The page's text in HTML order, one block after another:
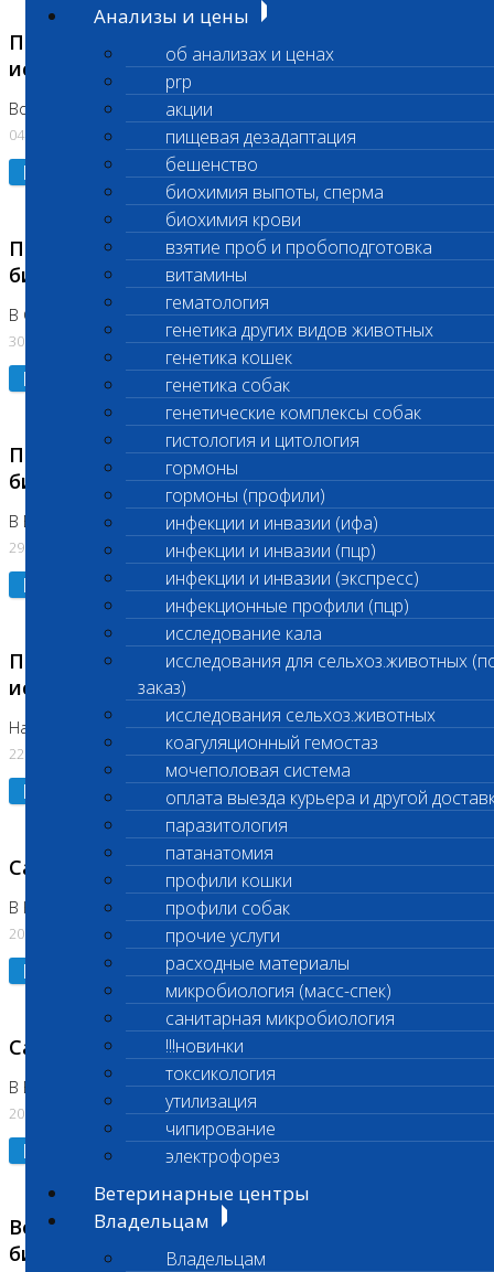
Анализы и цены
об анализах и ценах
prp
акции
пищевая дезадаптация
бешенство
биохимия выпоты, сперма
биохимия крови
взятие проб и пробоподготовка
витамины
гематология
генетика других видов животных
генетика кошек
генетика собак
генетические комплексы собак
гистология и цитология
гормоны
гормоны (профили)
инфекции и инвазии (ифа)
инфекции и инвазии (пцр)
инфекции и инвазии (экспресс)
инфекционные профили (пцр)
исследование кала
исследования для сельхоз.животных
заказ)
исследования сельхоз.животных
коагуляционный гемостаз
мочеполовая система
оплата выезда курьера и другой
паразитология
патанатомия
профили кошки
профили собак
прочие услуги
расходные материалы
микробиология (масс-спек)
санитарная микробиология
!!!новинки
токсикология
утилизация
чипирование
электрофорез
Ветеринарные центры
Владельцам
Владельцам
Приостановка срочных биохимических
исследований
Во Владыкино
04.08.2026
Подробнее
Приостановлено выполнение срочных
биохимических исследований
В Сколково. Код (123,309,310)
30.07.2026
Подробнее
Приостановлено выполнение срочных
биохимических исследований
В Бутово 29.07.26
29.07.2026
Подробнее
Приостановлено выполнение биохимических
исследований
На Нагорной. Код ( 123,310,309)
22.07.2026
Подробнее
Санитарные дни
В Коломне 24.07.2026 и 28.07.2026
20.07.2026
Подробнее
Санитарный день
В Бутово 21.07.2026
20.07.2026
Подробнее
Возобновлено выполнение срочных
биохимических исследований